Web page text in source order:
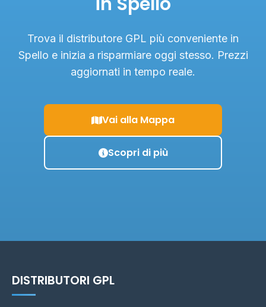
Trova il distributore GPL più conveniente in
Spello e inizia a risparmiare oggi stesso. Prezzi
aggiornati in tempo reale.
Vai alla Mappa
Scopri di più
DISTRIBUTORI GPL